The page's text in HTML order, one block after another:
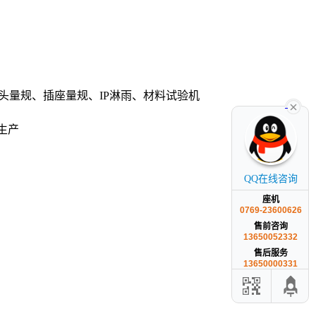
量规、插座量规、IP淋雨、材料试验机
产
QQ在线咨询
座机
0769-23600626
售前咨询
13650052332
售后服务
13650000331